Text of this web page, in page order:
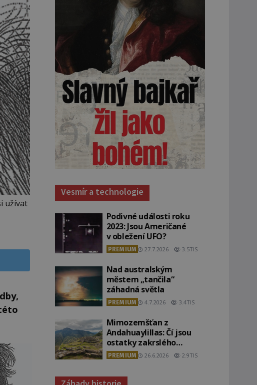
užívat
Vesmír a technologie
Podivné události roku
2023: Jsou Američané
v obležení UFO?
PREMIUM 27.7.2026 3.5TIS
Nad australským
městem „tančila“
záhadná světla
PREMIUM 4.7.2026 3.4TIS
Mimozemšťan z
Andahuaylillas: Čí jsou
ostatky zakrslého
stvoření s ohromnou
lebkou?
PREMIUM 26.6.2026 2.9TIS